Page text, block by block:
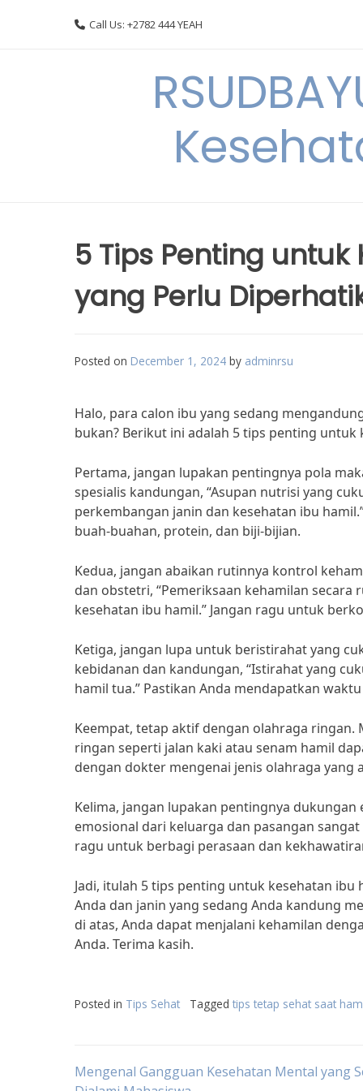
Call Us: +2782 444 YEAH
5 Tips Penting
yang Perlu
Posted on December 1, 2024 by adminrsu
Halo, para calon ibu yang sedang
bukan? Berikut ini adalah 5 tips penting
Pertama, jangan lupakan pentingnya pola
spesialis kandungan, “Asupan nutrisi yang
perkembangan janin dan kesehatan ibu
buah-buahan, protein, dan biji-bijian.
Kedua, jangan abaikan rutinnya kontrol
dan obstetri, “Pemeriksaan kehamilan
kesehatan ibu hamil.” Jangan ragu untuk
Ketiga, jangan lupa untuk beristirahat yang
kebidanan dan kandungan, “Istirahat yang
hamil tua.” Pastikan Anda mendapatkan
Keempat, tetap aktif dengan olahraga ringan.
ringan seperti jalan kaki atau senam hamil
dengan dokter mengenai jenis olahraga yang
Kelima, jangan lupakan pentingnya
emosional dari keluarga dan pasangan
ragu untuk berbagi perasaan dan
Jadi, itulah 5 tips penting untuk kesehatan
Anda dan janin yang sedang Anda kandung
di atas, Anda dapat menjalani kehamilan
Anda. Terima kasih.
Posted in Tips Sehat Tagged tips tetap sehat saat
Post
Mengenal Gangguan Kesehatan Mental yang